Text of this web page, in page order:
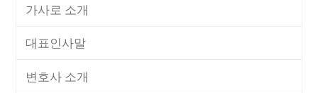
가사로 소개
대표인사말
변호사 소개